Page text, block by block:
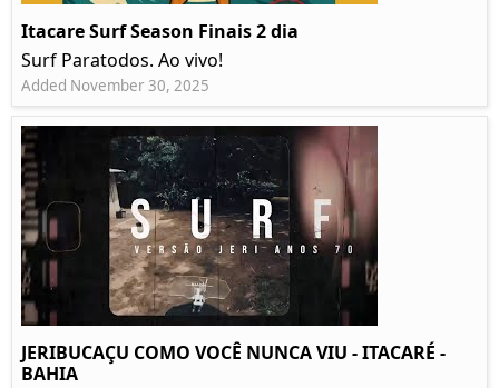
Itacare Surf Season Finais 2 dia
Surf Paratodos. Ao vivo!
Added November 30, 2025
JERIBUCAÇU COMO VOCÊ NUNCA VIU - ITACARÉ -
BAHIA